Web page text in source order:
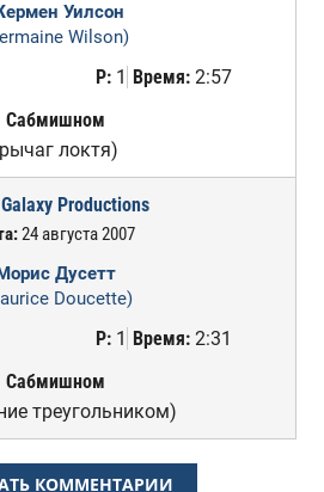
Уилсон
Wilson)
Р:1 Время:2:57
Сабмишном
локтя)
Productions
24 августа 2007
Дусетт
Doucette)
Р:1 Время:2:31
Сабмишном
треугольником)
КОММЕНТАРИИ